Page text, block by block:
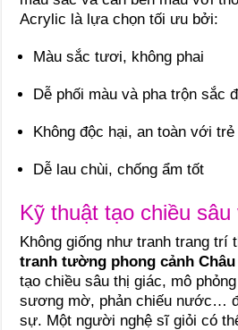
Acrylic là lựa chọn tối ưu bởi:
Màu sắc tươi, không phai
Dễ phối màu và pha trộn sắc
Không độc hại, an toàn với trẻ
Dễ lau chùi, chống ẩm tốt
Kỹ thuật tạo chiều sâu
Không giống như tranh trang trí
tranh tường phong cảnh
tạo chiều sâu thị giác, mô
sương mờ, phản chiếu nước…
sự. Một người nghệ sĩ giỏi có